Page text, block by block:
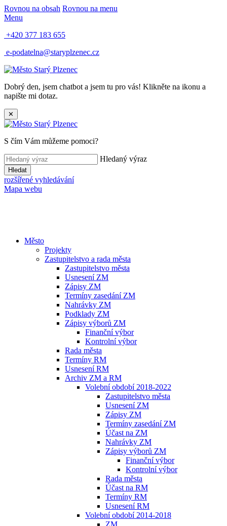
Rovnou na obsah Rovnou na menu
Menu
+420 377 183 655
e-podatelna@staryplzenec.cz
Dobrý den, jsem chatbot a jsem tu pro vás! Klikněte na ikonu a
napište mi dotaz.
✕
S čím Vám můžeme pomoci?
Hledaný výraz
Hledat
rozšířené vyhledávání
Mapa webu
Město
Projekty
Zastupitelstvo a rada města
Zastupitelstvo města
Usnesení ZM
Zápisy ZM
Termíny zasedání ZM
Nahrávky ZM
Podklady ZM
Zápisy výborů ZM
Finanční výbor
Kontrolní výbor
Rada města
Termíny RM
Usnesení RM
Archiv ZM a RM
Volební období 2018-2022
Zastupitelstvo města
Usnesení ZM
Zápisy ZM
Termíny zasedání ZM
Účast na ZM
Nahrávky ZM
Zápisy výborů ZM
Finanční výbor
Kontrolní výbor
Rada města
Účast na RM
Termíny RM
Usnesení RM
Volební období 2014-2018
ZM